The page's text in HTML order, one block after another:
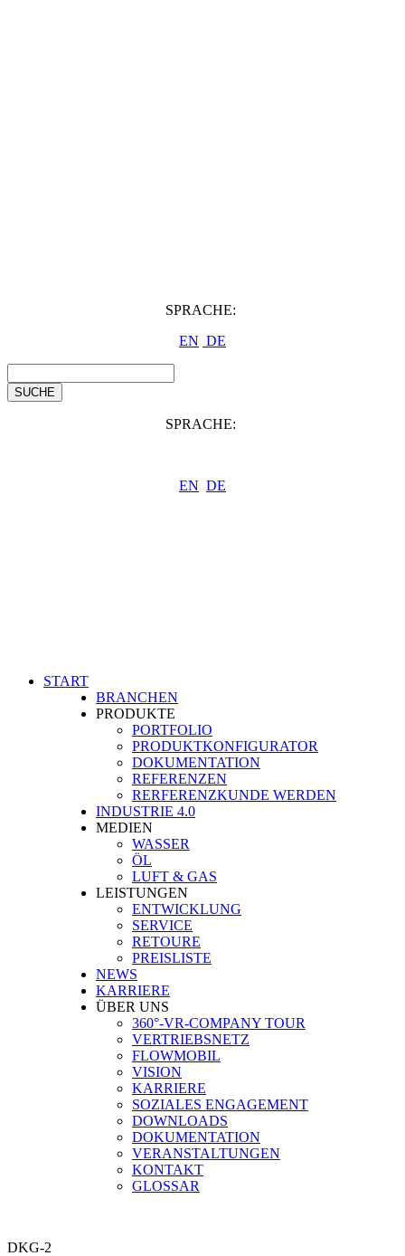
SPRACHE:
EN DE
SUCHE
SPRACHE:
EN DE
START
BRANCHEN
PRODUKTE
PORTFOLIO
PRODUKTKONFIGURATOR
DOKUMENTATION
REFERENZEN
RERFERENZKUNDE WERDEN
INDUSTRIE 4.0
MEDIEN
WASSER
ÖL
LUFT & GAS
LEISTUNGEN
ENTWICKLUNG
SERVICE
RETOURE
PREISLISTE
NEWS
KARRIERE
ÜBER UNS
360°-VR-COMPANY TOUR
VERTRIEBSNETZ
FLOWMOBIL
VISION
KARRIERE
SOZIALES ENGAGEMENT
DOWNLOADS
DOKUMENTATION
VERANSTALTUNGEN
KONTAKT
GLOSSAR
DKG-2